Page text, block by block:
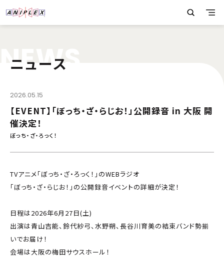
NEWS
ニュース
2026.05.15
【EVENT】「ぼっち・ざ・らじお！」公開録音 in 大阪 開
催決定！
ぼっち・ざ・ろっく！
TVアニメ「ぼっち・ざ・ろっく！」のWEBラジオ
「ぼっち・ざ・らじお！」の公開録音イベントの詳細が決定！
日程は2026年6月27日(土)
出演は青山吉能、鈴代紗弓、水野朔、長谷川育美の結束バンド勢揃
いでお届け！
会場は大阪の梅田サウスホール！